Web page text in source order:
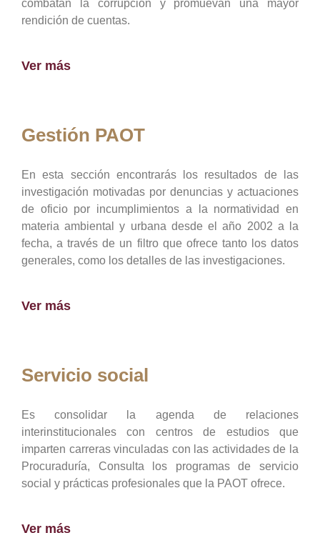
combatan la corrupción y promuevan una mayor
rendición de cuentas.
Ver más
Gestión PAOT
En esta sección encontrarás los resultados de las
investigación motivadas por denuncias y actuaciones
de oficio por incumplimientos a la normatividad en
materia ambiental y urbana desde el año 2002 a la
fecha, a través de un filtro que ofrece tanto los datos
generales, como los detalles de las investigaciones.
Ver más
Servicio social
Es consolidar la agenda de relaciones
interinstitucionales con centros de estudios que
imparten carreras vinculadas con las actividades de la
Procuraduría, Consulta los programas de servicio
social y prácticas profesionales que la PAOT ofrece.
Ver más